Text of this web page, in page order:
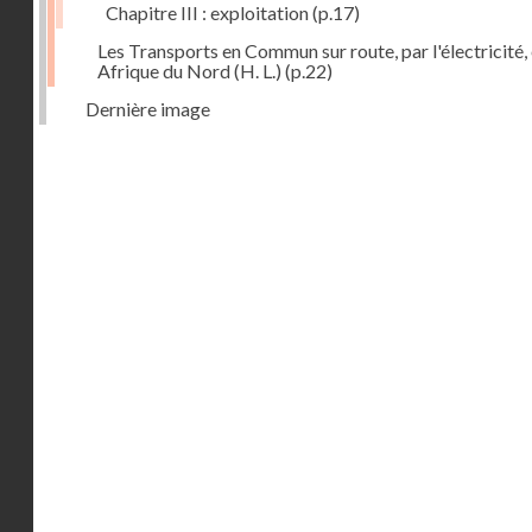
Chapitre III : exploitation(p.17)
Les Transports en Commun sur route, par l'électricité,
Afrique du Nord (H. L.) (p.22)
Dernière image